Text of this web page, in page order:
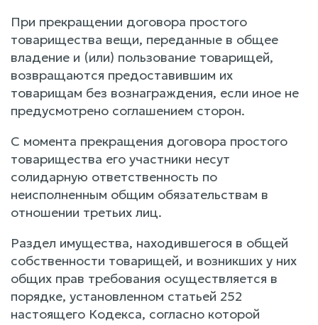
При прекращении договора простого
товарищества вещи, переданные в общее
владение и (или) пользование товарищей,
возвращаются предоставившим их
товарищам без вознаграждения, если иное не
предусмотрено соглашением сторон.
С момента прекращения договора простого
товарищества его участники несут
солидарную ответственность по
неисполненным общим обязательствам в
отношении третьих лиц.
Раздел имущества, находившегося в общей
собственности товарищей, и возникших у них
общих прав требования осуществляется в
порядке, установленном статьей 252
настоящего Кодекса, согласно которой